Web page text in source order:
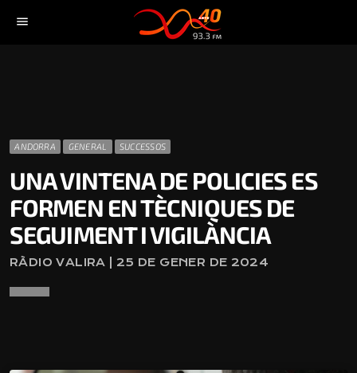
menu
ANDORRA GENERAL SUCCESSOS
UNA VINTENA DE POLICIES ES
FORMEN EN TÈCNIQUES DE
SEGUIMENT I VIGILÀNCIA
RÀDIO VALIRA | 25 DE GENER DE 2024